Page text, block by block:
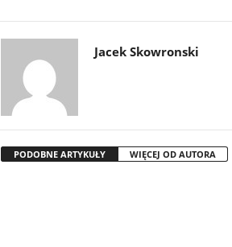
Jacek Skowronski
PODOBNE ARTYKUŁY WIĘCEJ OD AUTORA